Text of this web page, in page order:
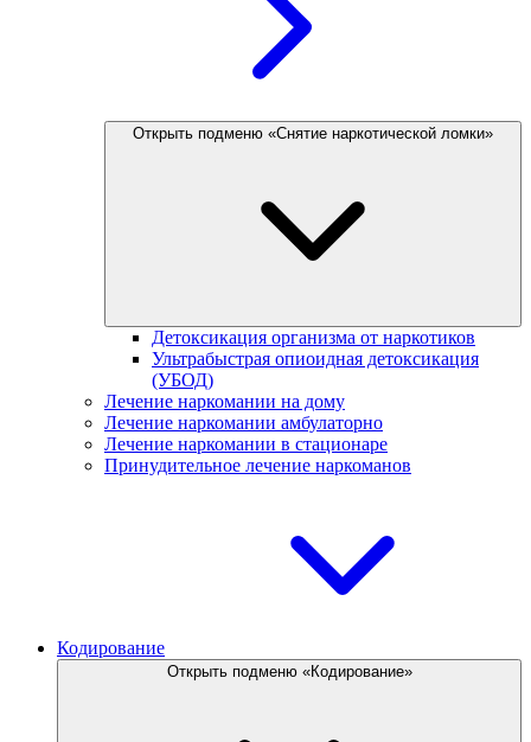
Открыть подменю «Снятие наркотической ломки»
Детоксикация организма от наркотиков
Ультрабыстрая опиоидная детоксикация
(УБОД)
Лечение наркомании на дому
Лечение наркомании амбулаторно
Лечение наркомании в стационаре
Принудительное лечение наркоманов
Кодирование
Открыть подменю «Кодирование»